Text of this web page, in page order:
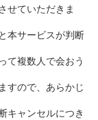
せていただきま
本サービスが判断
て複数人で会おう
すので、あらかじ
キャンセルにつき